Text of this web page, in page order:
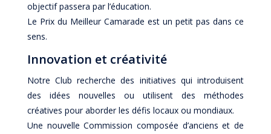
objectif passera par l’éducation.
Le Prix du Meilleur Camarade est un petit pas dans ce
sens.
Innovation et créativité
Notre Club recherche des initiatives qui introduisent
des idées nouvelles ou utilisent des méthodes
créatives pour aborder les défis locaux ou mondiaux.
Une nouvelle Commission composée d’anciens et de